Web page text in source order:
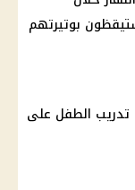
بوتيرتهم
تدريب الطفل على